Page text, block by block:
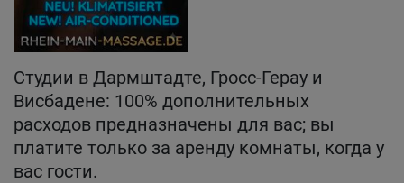
Студии в Дармштадте, Гросс-Герау и
Висбадене: 100% дополнительных
расходов предназначены для вас; вы
платите только за аренду комнаты, когда у
вас гости.